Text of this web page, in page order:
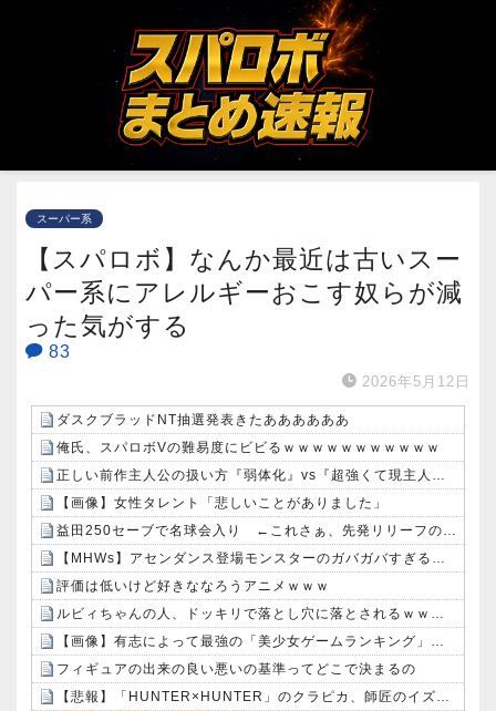
スーパー系
【スパロボ】なんか最近は古いスー
パー系にアレルギーおこす奴らが減
った気がする
83
2026年5月12日
ダスクブラッドNT抽選発表きたああああああ
俺氏、スパロボVの難易度にビビるｗｗｗｗｗｗｗｗｗｗｗ
正しい前作主人公の扱い方『弱体化』vs『超強くて現主人公を食う活躍』←これｗｗｗ
【画像】女性タレント「悲しいことがありました」
益田250セーブで名球会入り ←これさぁ、先発リリーフの両方で活躍して199勝249Sした投手は入れんの？
【MHWs】アセンダンス登場モンスターのガバガバすぎる偽リークきたな
評価は低いけど好きななろうアニメｗｗｗ
ルビィちゃんの人、ドッキリで落とし穴に落とされるｗｗｗｗ
【画像】有志によって最強の「美少女ゲームランキング」が発表！!！ あの名作も：26/08/09のニュース
フィギュアの出来の良い悪いの基準ってどこで決まるの
【悲報】「HUNTER×HUNTER」のクラピカ、師匠のイズナビに対する態度が本当に酷い！！